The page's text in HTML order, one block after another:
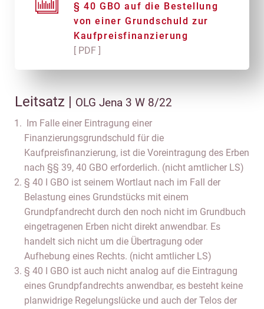
§ 40 GBO auf die Bestellung
von einer Grundschuld zur
Kaufpreisfinanzierung
[ PDF ]
Leitsatz | OLG Jena 3 W 8/22
Im Falle einer Eintragung einer
Finanzierungsgrundschuld für die
Kaufpreisfinanzierung, ist die Voreintragung des Erben
nach §§ 39, 40 GBO erforderlich. (nicht amtlicher LS)
§ 40 I GBO ist seinem Wortlaut nach im Fall der
Belastung eines Grundstücks mit einem
Grundpfandrecht durch den noch nicht im Grundbuch
eingetragenen Erben nicht direkt anwendbar. Es
handelt sich nicht um die Übertragung oder
Aufhebung eines Rechts. (nicht amtlicher LS)
§ 40 I GBO ist auch nicht analog auf die Eintragung
eines Grundpfandrechts anwendbar, es besteht keine
planwidrige Regelungslücke und auch der Telos der